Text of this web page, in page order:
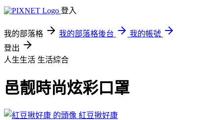
登入
我的部落格 我的部落格後台
我的帳號
登出
人生生活 生活綜合
邑靓時尚炫彩口罩
紅豆揪好康